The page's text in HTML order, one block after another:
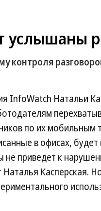
услышаны
контроля
InfoWatch Натальи
по их мобильным
в офисах,
не приведет к
Наталья Касперская.